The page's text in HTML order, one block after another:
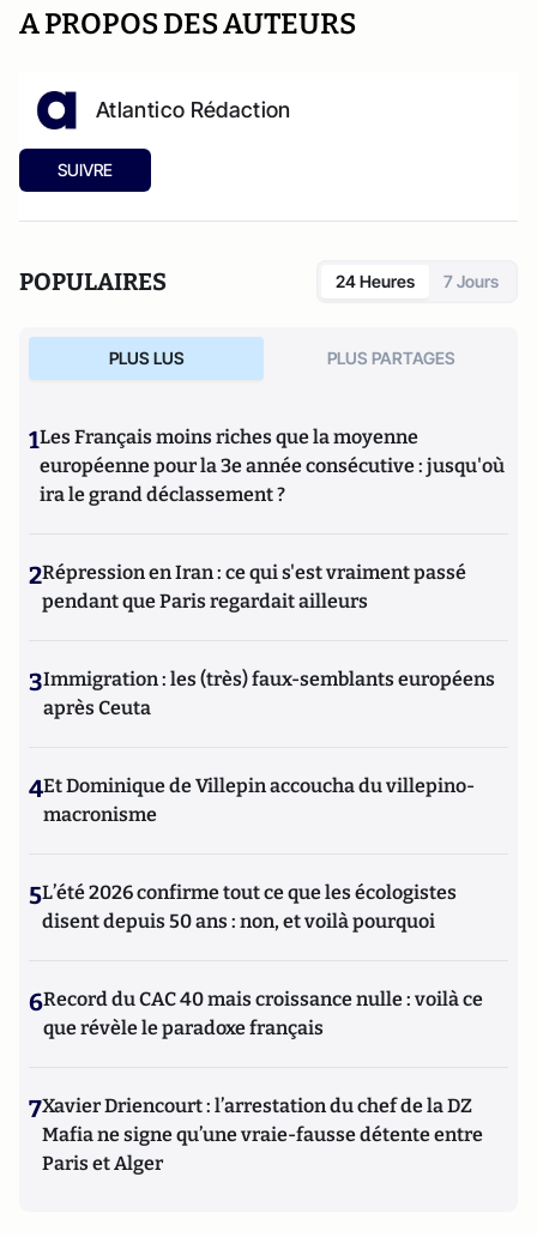
A PROPOS DES AUTEURS
Atlantico Rédaction
SUIVRE
POPULAIRES 24 Heures 7 Jours
PLUS LUS PLUS PARTAGES
1Les Français moins riches que la moyenne
européenne pour la 3e année consécutive : jusqu'où
ira le grand déclassement ?
2Répression en Iran : ce qui s'est vraiment passé
pendant que Paris regardait ailleurs
3Immigration : les (très) faux-semblants européens
après Ceuta
4Et Dominique de Villepin accoucha du villepino-
macronisme
5L’été 2026 confirme tout ce que les écologistes
disent depuis 50 ans : non, et voilà pourquoi
6Record du CAC 40 mais croissance nulle : voilà ce
que révèle le paradoxe français
7Xavier Driencourt : l’arrestation du chef de la DZ
Mafia ne signe qu’une vraie-fausse détente entre
Paris et Alger